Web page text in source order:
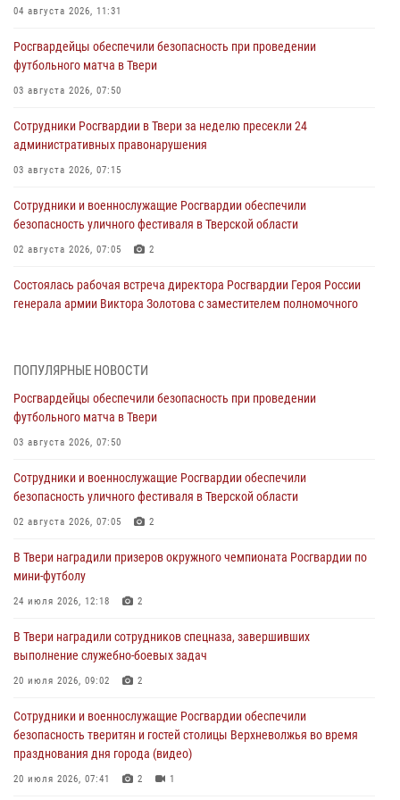
04 августа 2026, 11:31
Росгвардейцы обеспечили безопасность при проведении
футбольного матча в Твери
03 августа 2026, 07:50
Сотрудники Росгвардии в Твери за неделю пресекли 24
административных правонарушения
03 августа 2026, 07:15
Сотрудники и военнослужащие Росгвардии обеспечили
безопасность уличного фестиваля в Тверской области
02 августа 2026, 07:05 2
Состоялась рабочая встреча директора Росгвардии Героя России
генерала армии Виктора Золотова с заместителем полномочного
31 июля 2026, 05:42 4
Росгвардейцы в Твери приняли участие в молебне, посвященном
Дню Крещения Руси
28 июля 2026, 11:30
Сотрудники вневедомственной охраны совершили 250 выездов и
пресекли 20 правонарушений за неделю в Тверской области
27 июля 2026, 08:29
В Твери наградили призеров окружного чемпионата Росгвардии по
мини-футболу
24 июля 2026, 12:18 2
Росгвардейцы оказали помощь водителю на дороге в городе Кашин
22 июля 2026, 08:35
ПОПУЛЯРНЫЕ НОВОСТИ
Росгвардейцы обеспечили безопасность при проведении
футбольного матча в Твери
03 августа 2026, 07:50
Сотрудники и военнослужащие Росгвардии обеспечили
безопасность уличного фестиваля в Тверской области
02 августа 2026, 07:05 2
В Твери наградили призеров окружного чемпионата Росгвардии по
мини-футболу
24 июля 2026, 12:18 2
В Твери наградили сотрудников спецназа, завершивших
выполнение служебно-боевых задач
20 июля 2026, 09:02 2
Сотрудники и военнослужащие Росгвардии обеспечили
безопасность тверитян и гостей столицы Верхневолжья во время
празднования дня города (видео)
20 июля 2026, 07:41 2 1